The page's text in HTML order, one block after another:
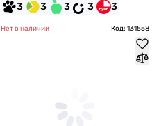
3 3 3 3 3
Нет в наличии Код: 131558